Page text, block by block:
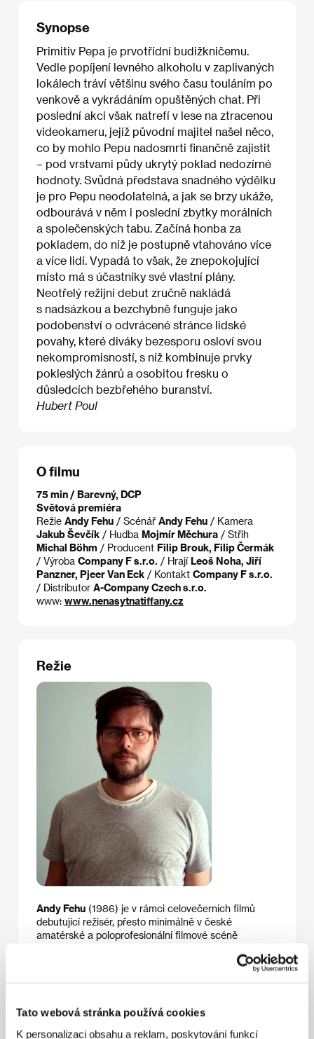
Tato webová stránka používá cookies
K personalizaci obsahu a reklam, poskytování funkcí
Synopse
Primitiv Pepa je prvotřídní budižkničemu.
Vedle popíjení levného alkoholu v zaplivaných
lokálech tráví většinu svého času touláním po
venkově a vykrádáním opuštěných chat. Při
poslední akci však natrefí v lese na ztracenou
videokameru, jejíž původní majitel našel něco,
co by mohlo Pepu nadosmrti finančně zajistit
– pod vrstvami půdy ukrytý poklad nedozírné
hodnoty. Svůdná představa snadného výdělku
je pro Pepu neodolatelná, a jak se brzy ukáže,
odbourává v něm i poslední zbytky morálních
a společenských tabu. Začíná honba za
pokladem, do níž je postupně vtahováno více
a více lidí. Vypadá to však, že znepokojující
místo má s účastníky své vlastní plány.
Neotřelý režijní debut zručně nakládá
s nadsázkou a bezchybně funguje jako
podobenství o odvrácené stránce lidské
povahy, které diváky bezesporu osloví svou
nekompromisností, s níž kombinuje prvky
pokleslých žánrů a osobitou fresku o
důsledcích bezbřehého buranství.
Hubert Poul
O filmu
75 min / Barevný, DCP
Světová premiéra
Režie Andy Fehu / Scénář Andy Fehu / Kamera
Jakub Ševčík / Hudba Mojmír Měchura / Střih
Michal Böhm / Producent Filip Brouk, Filip Čermák
/ Výroba Company F s.r.o. / Hrají Leoš Noha, Jiří
Panzner, Pjeer Van Eck / Kontakt Company F s.r.o.
/ Distributor A-Company Czech s.r.o.
www: www.nenasytnatiffany.cz
Režie
Andy Fehu (1986) je v rámci celovečerních filmů
debutující režisér, přesto minimálně v české
amatérské a poloprofesionální filmové scéně
Jeho krátké filmy, ze kterých lze jmenovat například
(2006), se
způsobem pohrávají s konvencemi hororu. Ve snímku
Andyho film
(2009) varioval neotřelým způsobem